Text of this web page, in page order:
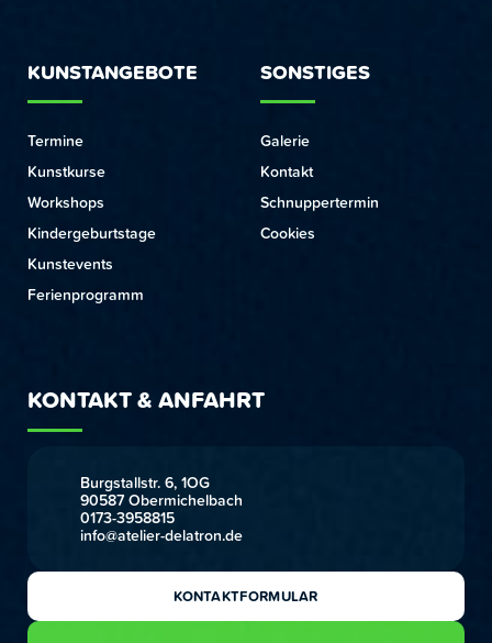
KUNSTANGEBOTE
Termine
Kunstkurse
Workshops
Kindergeburtstage
Kunstevents
Ferienprogramm
SONSTIGES
Galerie
Kontakt
Schnuppertermin
Cookies
KONTAKT & ANFAHRT
Burgstallstr. 6, 1OG
90587 Obermichelbach
0173-3958815
info@atelier-delatron.de
KONTAKTFORMULAR